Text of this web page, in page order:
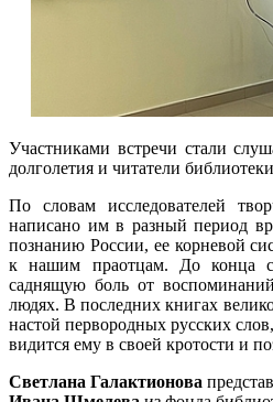
Участниками встречи стали
долголетия и читатели
По словам исследователей
написано им в разный период
познанию России, ее корневой
к нашим праотцам. До конца
саднящую боль от
людях. В последних книгах
настой первородных русских
видится ему в своей кротости и
Светлана Галактионова